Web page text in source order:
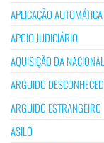
APLICAÇÃO
APOIO JUDICIÁRIO
AQUISIÇÃO DA
ARGUIDO
ARGUIDO ESTRANGEIRO
ASILO